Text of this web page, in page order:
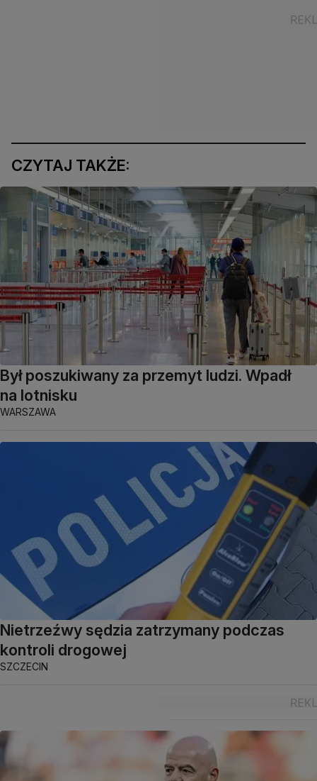
CZYTAJ TAKŻE:
Był poszukiwany za przemyt ludzi. Wpadł
na lotnisku
WARSZAWA
Nietrzeźwy sędzia zatrzymany podczas
kontroli drogowej
SZCZECIN